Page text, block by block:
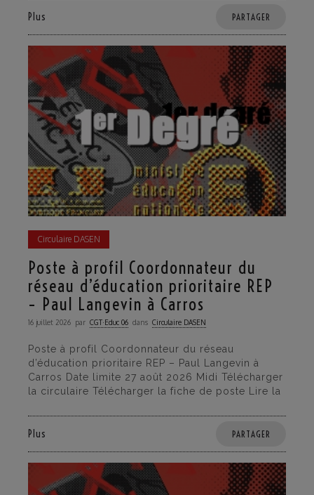
Plus PARTAGER
Circulaire DASEN
Poste à profil Coordonnateur du
réseau d’éducation prioritaire REP
– Paul Langevin à Carros
16 juillet 2026 par CGT·Educ 06 dans Circulaire DASEN
Poste à profil Coordonnateur du réseau
d’éducation prioritaire REP – Paul Langevin à
Carros Date limite 27 août 2026 Midi Télécharger
la circulaire Télécharger la fiche de poste Lire la
Plus PARTAGER